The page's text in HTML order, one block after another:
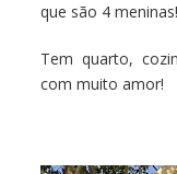
que são 4
Tem quarto,
com muito amor!